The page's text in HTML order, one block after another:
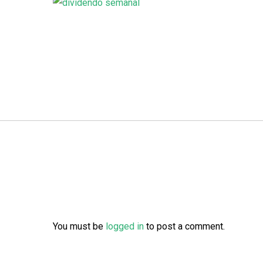
You must be logged in to post a comment.